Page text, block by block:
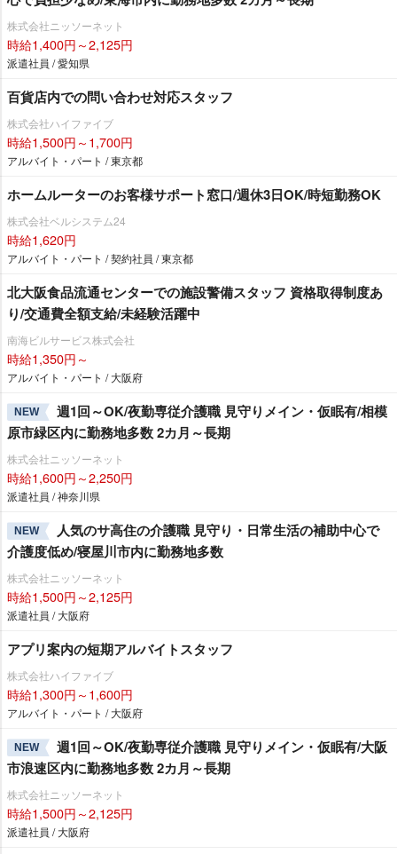
株式会社ニッソーネット
時給1,400円～2,125円
派遣社員 / 愛知県
百貨店内での問い合わせ対応スタッフ
株式会社ハイファイブ
時給1,500円～1,700円
アルバイト・パート / 東京都
ホームルーターのお客様サポート窓口/週休3日OK/時短勤務OK
株式会社ベルシステム24
時給1,620円
アルバイト・パート / 契約社員 / 東京都
北大阪食品流通センターでの施設警備スタッフ 資格取得制度あ
り/交通費全額支給/未経験活躍中
南海ビルサービス株式会社
時給1,350円～
アルバイト・パート / 大阪府
NEW
週1回～OK/夜勤専従介護職 見守りメイン・仮眠有/相模
原市緑区内に勤務地多数 2カ月～長期
株式会社ニッソーネット
時給1,600円～2,250円
派遣社員 / 神奈川県
NEW
人気のサ高住の介護職 見守り・日常生活の補助中心で
介護度低め/寝屋川市内に勤務地多数
株式会社ニッソーネット
時給1,500円～2,125円
派遣社員 / 大阪府
アプリ案内の短期アルバイトスタッフ
株式会社ハイファイブ
時給1,300円～1,600円
アルバイト・パート / 大阪府
NEW
週1回～OK/夜勤専従介護職 見守りメイン・仮眠有/大阪
市浪速区内に勤務地多数 2カ月～長期
株式会社ニッソーネット
時給1,500円～2,125円
派遣社員 / 大阪府